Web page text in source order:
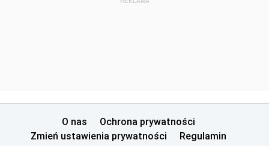
O nas
Ochrona prywatności
Zmień ustawienia prywatności
Regulamin